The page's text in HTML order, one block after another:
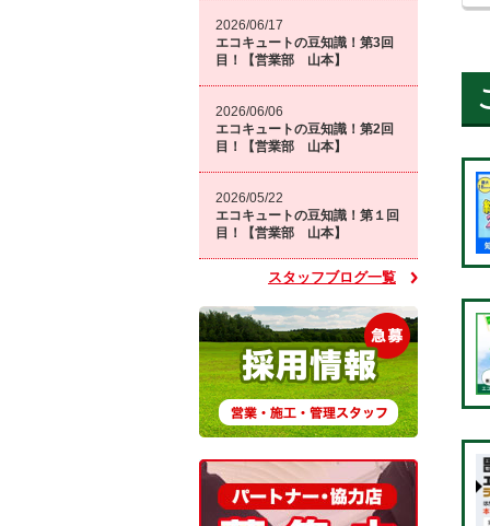
2026/06/17
エコキュートの豆知識！第3回
目！【営業部 山本】
2026/06/06
エコキュートの豆知識！第2回
目！【営業部 山本】
2026/05/22
エコキュートの豆知識！第１回
目！【営業部 山本】
スタッフブログ一覧